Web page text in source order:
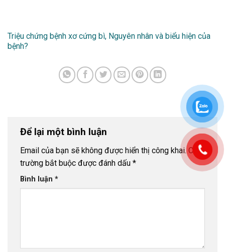
Triệu chứng bệnh xơ cứng bì, Nguyên nhân và biểu hiện của
bệnh?
Để lại một bình luận
Email của bạn sẽ không được hiển thị công khai. Các
trường bắt buộc được đánh dấu *
Bình luận *